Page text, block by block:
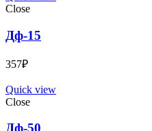
Close
Дф-15
357₽
Quick view
Close